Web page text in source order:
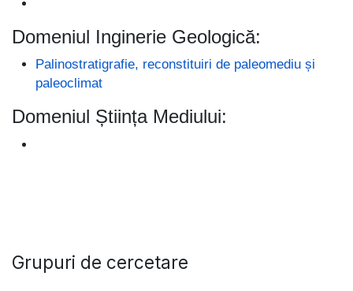
Domeniul Inginerie Geologică:
Palinostratigrafie, reconstituiri de paleomediu și
paleoclimat
Domeniul Știința Mediului:
Grupuri de cercetare